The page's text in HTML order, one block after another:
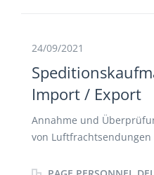
24/09/2021
Import / Export
Annahme und
von Luftfrachtsendungen
Arbeitsabläufe zwischen